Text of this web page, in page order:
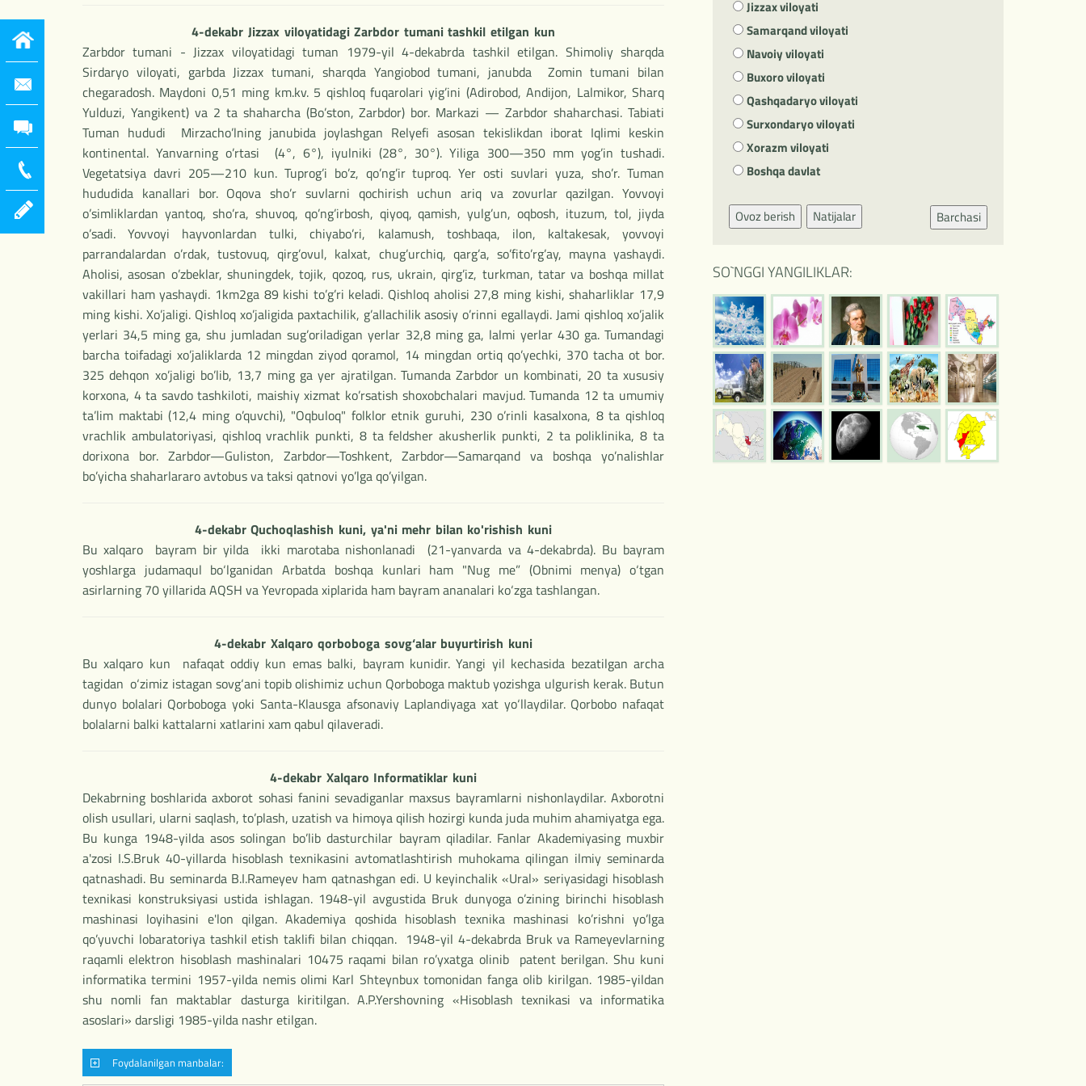
4-dekabr Jizzax viloyatidagi Zarbdor tumani tashkil etilgan kun
Zarbdor tumani - Jizzax viloyatidagi tuman 1979-yil 4-dekabrda tashkil etilgan. Shimoliy sharqda
Sirdaryo viloyati, garbda Jizzax tumani, sharqda Yangiobod tumani, janubda Zomin tumani bilan
chegaradosh. Maydoni 0,51 ming km.kv. 5 qishloq fuqarolari yig’ini (Adirobod, Andijon, Lalmikor, Sharq
Yulduzi, Yangikent) va 2 ta shaharcha (Bo’ston, Zarbdor) bor. Markazi — Zarbdor shaharchasi. Tabiati
Tuman hududi Mirzacho’lning janubida joylashgan Relyefi asosan tekislikdan iborat Iqlimi keskin
kontinental. Yanvarning o’rtasi (4°, 6°), iyulniki (28°, 30°). Yiliga 300—350 mm yog’in tushadi.
Vegetatsiya davri 205—210 kun. Tuprog’i bo’z, qo’ng’ir tuproq. Yer osti suvlari yuza, sho’r. Tuman
hududida kanallari bor. Oqova sho’r suvlarni qochirish uchun ariq va zovurlar qazilgan. Yovvoyi
o’simliklardan yantoq, sho’ra, shuvoq, qo’ng’irbosh, qiyoq, qamish, yulg’un, oqbosh, ituzum, tol, jiyda
o’sadi. Yovvoyi hayvonlardan tulki, chiyabo’ri, kalamush, toshbaqa, ilon, kaltakesak, yovvoyi
parrandalardan o’rdak, tustovuq, qirg’ovul, kalxat, chug’urchiq, qarg’a, so’fito’rg’ay, mayna yashaydi.
Aholisi, asosan o’zbeklar, shuningdek, tojik, qozoq, rus, ukrain, qirg’iz, turkman, tatar va boshqa millat
vakillari ham yashaydi. 1km2ga 89 kishi to’g’ri keladi. Qishloq aholisi 27,8 ming kishi, shaharliklar 17,9
ming kishi. Xo’jaligi. Qishloq xo’jaligida paxtachilik, g’allachilik asosiy o’rinni egallaydi. Jami qishloq xo’jalik
yerlari 34,5 ming ga, shu jumladan sug’oriladigan yerlar 32,8 ming ga, lalmi yerlar 430 ga. Tumandagi
barcha toifadagi xo’jaliklarda 12 mingdan ziyod qoramol, 14 mingdan ortiq qo’yechki, 370 tacha ot bor.
325 dehqon xo’jaligi bo’lib, 13,7 ming ga yer ajratilgan. Tumanda Zarbdor un kombinati, 20 ta xususiy
korxona, 4 ta savdo tashkiloti, maishiy xizmat ko’rsatish shoxobchalari mavjud. Tumanda 12 ta umumiy
ta’lim maktabi (12,4 ming o’quvchi), "Oqbuloq" folklor etnik guruhi, 230 o’rinli kasalxona, 8 ta qishloq
vrachlik ambulatoriyasi, qishloq vrachlik punkti, 8 ta feldsher akusherlik punkti, 2 ta poliklinika, 8 ta
dorixona bor. Zarbdor—Guliston, Zarbdor—Toshkent, Zarbdor—Samarqand va boshqa yo’nalishlar
bo’yicha shaharlararo avtobus va taksi qatnovi yo’lga qo’yilgan.
4-dekabr Quchoqlashish kuni, ya'ni mehr bilan ko'rishish kuni
Bu xalqaro bayram bir yilda ikki marotaba nishonlanadi (21-yanvarda va 4-dekabrda). Bu bayram
yoshlarga judamaqul bo‘lganidan Arbatda boshqa kunlari ham "Nug me” (Obnimi menya) o‘tgan
asirlarning 70 yillarida AQSH va Yevropada xiplarida ham bayram ananalari ko‘zga tashlangan.
4-dekabr Xalqaro qorboboga sovg‘alar buyurtirish kuni
Bu xalqaro kun nafaqat oddiy kun emas balki, bayram kunidir. Yangi yil kechasida bezatilgan archa
tagidan o‘zimiz istagan sovg‘ani topib olishimiz uchun Qorboboga maktub yozishga ulgurish kerak. Butun
dunyo bolalari Qorboboga yoki Santa-Klausga afsonaviy Laplandiyaga xat yo‘llaydilar. Qorbobo nafaqat
bolalarni balki kattalarni xatlarini xam qabul qilaveradi.
4-dekabr Xalqaro Informatiklar kuni
Dekabrning boshlarida axborot sohasi fanini sevadiganlar maxsus bayramlarni nishonlaydilar. Axborotni
olish usullari, ularni saqlash, to’plash, uzatish va himoya qilish hozirgi kunda juda muhim ahamiyatga ega.
Bu kunga 1948-yilda asos solingan bo’lib dasturchilar bayram qiladilar. Fanlar Akademiyasing muxbir
a'zosi I.S.Bruk 40-yillarda hisoblash texnikasini avtomatlashtirish muhokama qilingan ilmiy seminarda
qatnashadi. Bu seminarda B.I.Rameyev ham qatnashgan edi. U keyinchalik «Ural» seriyasidagi hisoblash
texnikasi konstruksiyasi ustida ishlagan. 1948-yil avgustida Bruk dunyoga o’zining birinchi hisoblash
mashinasi loyihasini e'lon qilgan. Akademiya qoshida hisoblash texnika mashinasi ko’rishni yo’lga
qo’yuvchi lobaratoriya tashkil etish taklifi bilan chiqqan. 1948-yil 4-dekabrda Bruk va Rameyevlarning
raqamli elektron hisoblash mashinalari 10475 raqami bilan ro’yxatga olinib patent berilgan. Shu kuni
informatika termini 1957-yilda nemis olimi Karl Shteynbux tomonidan fanga olib kirilgan. 1985-yildan
shu nomli fan maktablar dasturga kiritilgan. A.P.Yershovning «Hisoblash texnikasi va informatika
asoslari» darsligi 1985-yilda nashr etilgan.
Foydalanilgan manbalar:
Jizzax viloyati
Samarqand viloyati
Navoiy viloyati
Buxoro viloyati
Qashqadaryo viloyati
Surxondaryo viloyati
Xorazm viloyati
Boshqa davlat
Ovoz berish Natijalar Barchasi
SO`NGGI YANGILIKLAR: